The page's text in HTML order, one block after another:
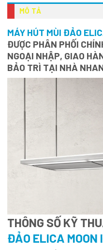
MÔ TẢ
MÁY HÚT MÙI ĐẢO
ĐƯỢC PHÂN PHỐI
NGOẠI NHẬP, GIAO
BẢO TRÌ TẠI NHÀ
THÔNG SỐ KỸ
ĐẢO ELICA